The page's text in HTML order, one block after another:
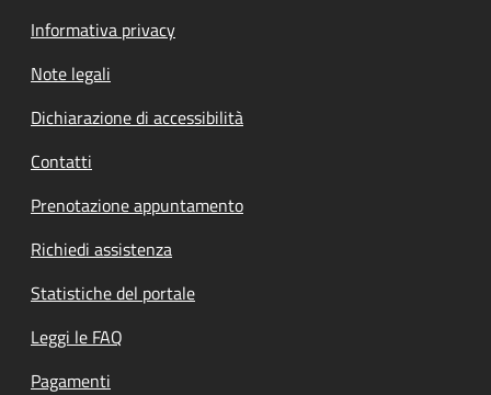
Informativa privacy
Note legali
Dichiarazione di accessibilità
Contatti
Prenotazione appuntamento
Richiedi assistenza
Statistiche del portale
Leggi le FAQ
Pagamenti